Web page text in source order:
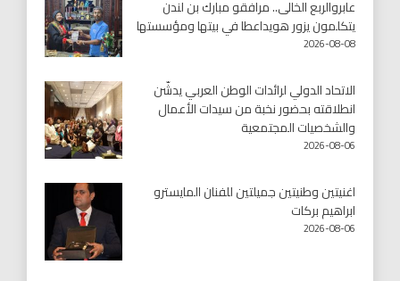
عابروالربع الخالى.. مرافقو مبارك بن لندن
يتكلمون يزور هويداعطا في بيتها ومؤسستها
2026-08-08
الاتحاد الدولي لرائدات الوطن العربي يدشّن
انطلاقته بحضور نخبة من سيدات الأعمال
والشخصيات المجتمعية
2026-08-06
اغنيتين وطنيتين جميلتين للفنان المايسترو
ابراهيم بركات
2026-08-06